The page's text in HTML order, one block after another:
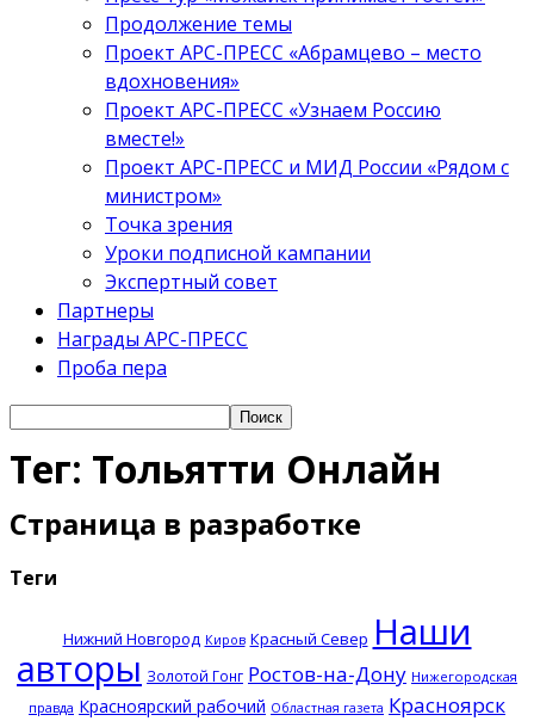
Продолжение темы
Проект АРС-ПРЕСС «Абрамцево – место
вдохновения»
Проект АРС-ПРЕСС «Узнаем Россию
вместе!»
Проект АРС-ПРЕСС и МИД России «Рядом с
министром»
Точка зрения
Уроки подписной кампании
Экспертный совет
Партнеры
Награды АРС-ПРЕСС
Проба пера
Тег: Тольятти Онлайн
Страница в разработке
Теги
Нижний Новгород Киров Красный Север Наши
авторы Золотой Гонг Ростов-на-Дону Нижегородская
правда Красноярский рабочий Областная газета Красноярск